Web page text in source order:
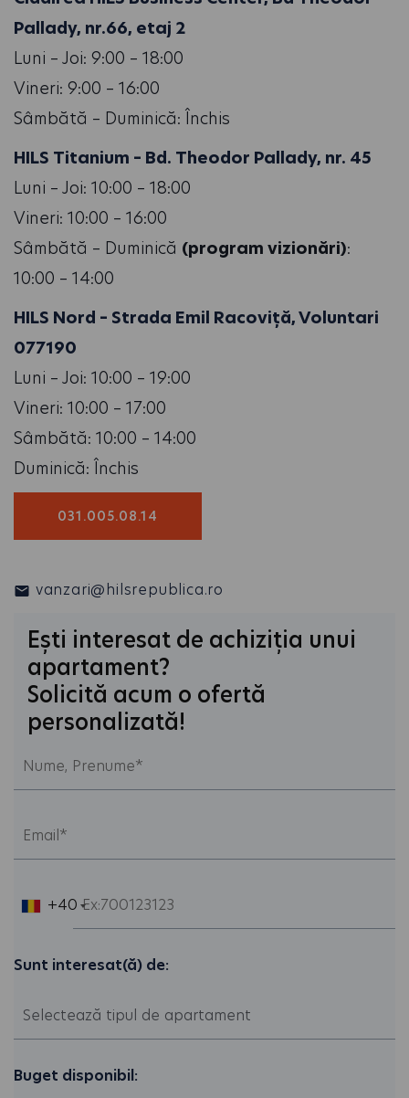
Pallady, nr.66, etaj 2
Luni – Joi: 9:00 – 18:00
Vineri: 9:00 – 16:00
Sâmbătă – Duminică: Închis
HILS Titanium – Bd. Theodor Pallady, nr. 45
Luni – Joi: 10:00 – 18:00
Vineri: 10:00 – 16:00
Sâmbătă – Duminică (program vizionări):
10:00 – 14:00
HILS Nord – Strada Emil Racoviță, Voluntari
077190
Luni – Joi: 10:00 – 19:00
Vineri: 10:00 – 17:00
Sâmbătă: 10:00 – 14:00
Duminică: Închis
031.005.08.14
vanzari@hilsrepublica.ro
Ești interesat de achiziția unui
apartament?
Solicită acum o ofertă
personalizată!
+40
Sunt interesat(ă) de:
Buget disponibil: